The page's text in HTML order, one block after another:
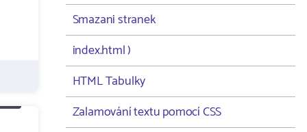
Smazani stranek
index.html )
HTML Tabulky
Zalamování textu pomocí CSS